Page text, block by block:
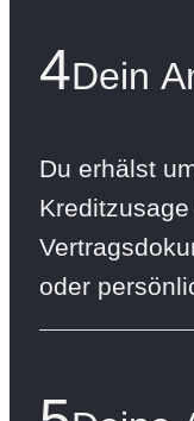
4Dein
Du erhälst
oder